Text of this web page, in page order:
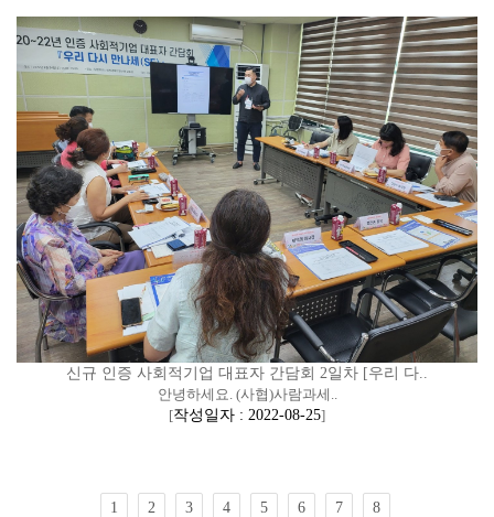
신규 인증 사회적기업 대표자 간담회 2일차 [우리 다..
안녕하세요. (사협)사람과세..
[작성일자 : 2022-08-25]
1 2 3 4 5 6 7
8